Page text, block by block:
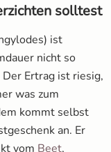
solltest
ist
nicht so
Ertrag ist riesig,
was zum
kommt selbst
an. Er
vom Beet,